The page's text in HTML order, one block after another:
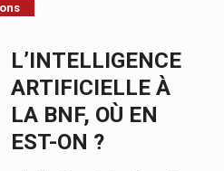
L’INTELLIGENCE
ARTIFICIELLE À
LA BNF, OÙ EN
EST-ON ?